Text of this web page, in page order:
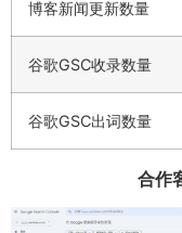
博客新闻更新数量
谷歌GSC收录数量
谷歌GSC出词数量
合作